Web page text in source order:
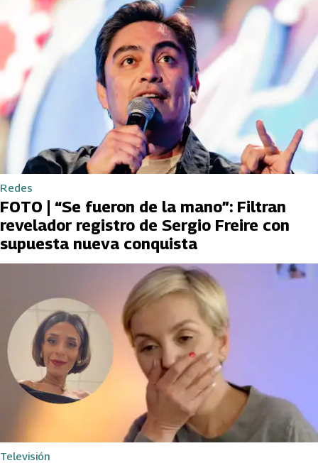
Redes
FOTO | “Se fueron de la mano”: Filtran
revelador registro de Sergio Freire con
supuesta nueva conquista
Televisión